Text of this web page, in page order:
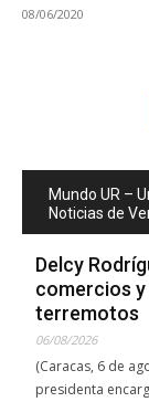
08/06/2020
Mundo UR –
Noticias de
Delcy
comercios
terremotos
06/08/2026
(Caracas, 6 de
presidenta